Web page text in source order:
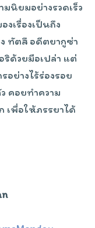
นิยมอย่างรวดเร็ว
งเรื่องเป็นถึง
ทัตสึ อดีตยากูซ่า
ด้วยมือเปล่า แต่
ย่างไร้ร่องรอย
คอยทำความ
เพื่อให้ภรรยาได้